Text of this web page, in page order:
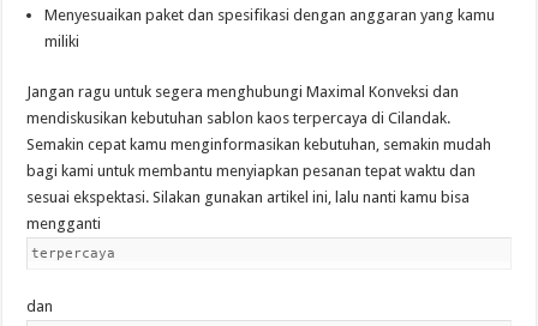
Menyesuaikan paket dan spesifikasi dengan anggaran yang kamu
miliki
Jangan ragu untuk segera menghubungi Maximal Konveksi dan
mendiskusikan kebutuhan sablon kaos terpercaya di Cilandak.
Semakin cepat kamu menginformasikan kebutuhan, semakin mudah
bagi kami untuk membantu menyiapkan pesanan tepat waktu dan
sesuai ekspektasi. Silakan gunakan artikel ini, lalu nanti kamu bisa
mengganti
terpercaya
dan